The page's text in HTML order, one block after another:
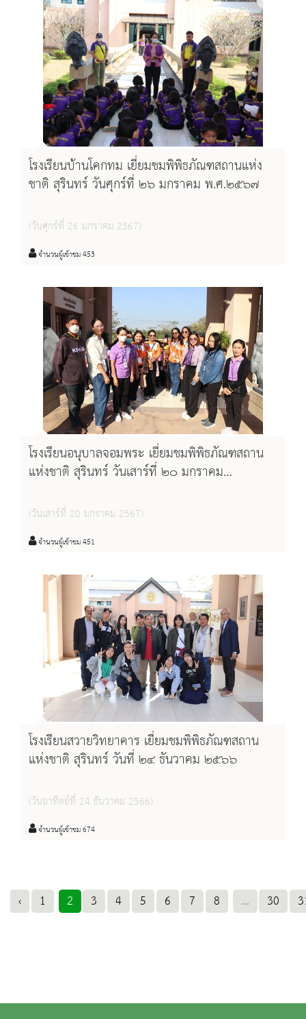
โรงเรียนบ้านโคกทม เยี่ยมชมพิพิธภัณฑสถานแห่ง
ชาติ สุรินทร์ วันศุกร์ที่ ๒๖ มกราคม พ.ศ.๒๕๖๗
(วันศุกร์ที่ 26 มกราคม 2567)
จำนวนผู้เข้าชม 453
โรงเรียนอนุบาลจอมพระ เยี่ยมชมพิพิธภัณฑสถาน
แห่งชาติ สุรินทร์ วันเสาร์ที่ ๒๐ มกราคม
(วันเสาร์ที่ 20 มกราคม 2567)
จำนวนผู้เข้าชม 451
โรงเรียนสวายวิทยาคาร เยี่ยมชมพิพิธภัณฑสถาน
แห่งชาติ สุรินทร์ วันที่ ๒๔ ธันวาคม ๒๕๖๖
(วันอาทิตย์ที่ 24 ธันวาคม 2566)
จำนวนผู้เข้าชม 674
‹ 1 2 3 4 5 6 7 8 ... 30